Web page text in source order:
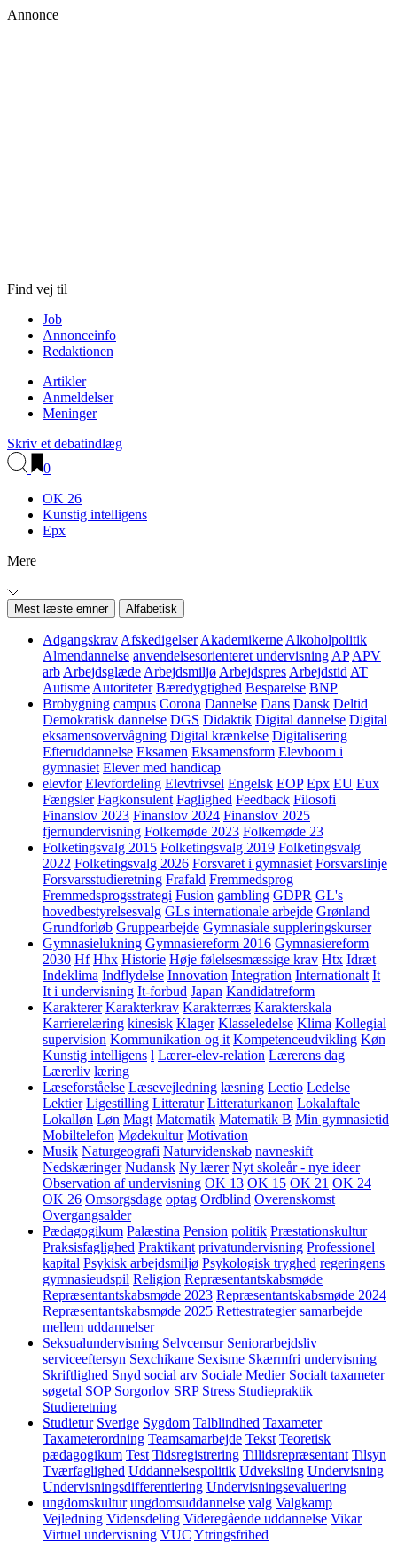
Annonce
Find vej til
Job
Annonceinfo
Redaktionen
Artikler
Anmeldelser
Meninger
Skriv et debatindlæg
0
OK 26
Kunstig intelligens
Epx
Mere
Mest læste emner Alfabetisk
Adgangskrav Afskedigelser Akademikerne Alkoholpolitik
Almendannelse anvendelsesorienteret undervisning AP APV
arb Arbejdsglæde Arbejdsmiljø Arbejdspres Arbejdstid AT
Autisme Autoriteter Bæredygtighed Besparelse BNP
Brobygning campus Corona Dannelse Dans Dansk Deltid
Demokratisk dannelse DGS Didaktik Digital dannelse Digital
eksamensovervågning Digital krænkelse Digitalisering
Efteruddannelse Eksamen Eksamensform Elevboom i
gymnasiet Elever med handicap
elevfor Elevfordeling Elevtrivsel Engelsk EOP Epx EU Eux
Fængsler Fagkonsulent Faglighed Feedback Filosofi
Finanslov 2023 Finanslov 2024 Finanslov 2025
fjernundervisning Folkemøde 2023 Folkemøde 23
Folketingsvalg 2015 Folketingsvalg 2019 Folketingsvalg
2022 Folketingsvalg 2026 Forsvaret i gymnasiet Forsvarslinje
Forsvarsstudieretning Frafald Fremmedsprog
Fremmedsprogsstrategi Fusion gambling GDPR GL's
hovedbestyrelsesvalg GLs internationale arbejde Grønland
Grundforløb Gruppearbejde Gymnasiale suppleringskurser
Gymnasielukning Gymnasiereform 2016 Gymnasiereform
2030 Hf Hhx Historie Høje følelsesmæssige krav Htx Idræt
Indeklima Indflydelse Innovation Integration Internationalt It
It i undervisning It-forbud Japan Kandidatreform
Karakterer Karakterkrav Karakterræs Karakterskala
Karrierelæring kinesisk Klager Klasseledelse Klima Kollegial
supervision Kommunikation og it Kompetenceudvikling Køn
Kunstig intelligens l Lærer-elev-relation Lærerens dag
Lærerliv læring
Læseforståelse Læsevejledning læsning Lectio Ledelse
Lektier Ligestilling Litteratur Litteraturkanon Lokalaftale
Lokalløn Løn Magt Matematik Matematik B Min gymnasietid
Mobiltelefon Mødekultur Motivation
Musik Naturgeografi Naturvidenskab navneskift
Nedskæringer Nudansk Ny lærer Nyt skoleår - nye ideer
Observation af undervisning OK 13 OK 15 OK 21 OK 24
OK 26 Omsorgsdage optag Ordblind Overenskomst
Overgangsalder
Pædagogikum Palæstina Pension politik Præstationskultur
Praksisfaglighed Praktikant privatundervisning Professionel
kapital Psykisk arbejdsmiljø Psykologisk tryghed regeringens
gymnasieudspil Religion Repræsentantskabsmøde
Repræsentantskabsmøde 2023 Repræsentantskabsmøde 2024
Repræsentantskabsmøde 2025 Rettestrategier samarbejde
mellem uddannelser
Seksualundervisning Selvcensur Seniorarbejdsliv
serviceeftersyn Sexchikane Sexisme Skærmfri undervisning
Skriftlighed Snyd social arv Sociale Medier Socialt taxameter
søgetal SOP Sorgorlov SRP Stress Studiepraktik
Studieretning
Studietur Sverige Sygdom Talblindhed Taxameter
Taxameterordning Teamsamarbejde Tekst Teoretisk
pædagogikum Test Tidsregistrering Tillidsrepræsentant Tilsyn
Tværfaglighed Uddannelsespolitik Udveksling Undervisning
Undervisningsdifferentiering Undervisningsevaluering
ungdomskultur ungdomsuddannelse valg Valgkamp
Vejledning Vidensdeling Videregående uddannelse Vikar
Virtuel undervisning VUC Ytringsfrihed